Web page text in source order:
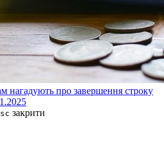
нагадують про завершення строку
закрити